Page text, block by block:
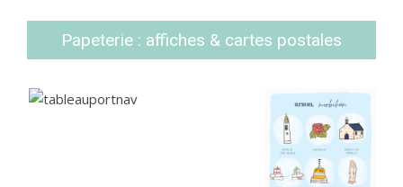
Papeterie : affiches & cartes postales